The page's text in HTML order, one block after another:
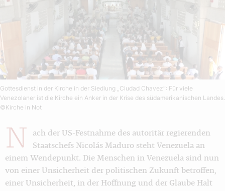
Gottesdienst in der Kirche in der Siedlung „Ciudad Chavez“: Für viele
Venezolaner ist die Kirche ein Anker in der Krise des südamerikanischen Landes.
©Kirche in Not
N
ach der US-Festnahme des autoritär regierenden
Staatschefs Nicolás Maduro steht Venezuela an
einem Wendepunkt. Die Menschen in Venezuela sind nun
von einer Unsicherheit der politischen Zukunft betroffen,
einer Unsicherheit, in der Hoffnung und der Glaube Halt